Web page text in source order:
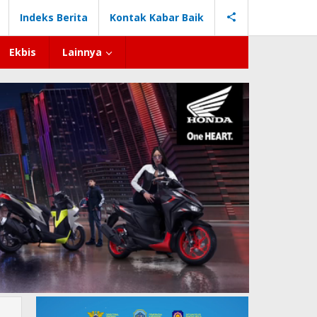
Indeks Berita Kontak Kabar Baik
Ekbis Lainnya